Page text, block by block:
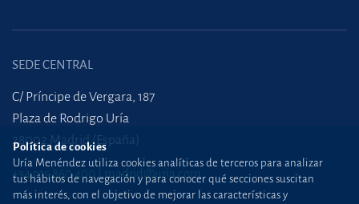
SEDE CENTRAL
C/ Príncipe de Vergara, 187
Plaza de Rodrigo Uría
28002 Madrid (España)
+34 915 860 400 madrid@uria.com
Política de cookies
Uría Menéndez utiliza cookies analíticas de terceros para analizar
tus hábitos de navegación y para conocer qué secciones suscitan
más interés, con el objetivo de mejorar las características y